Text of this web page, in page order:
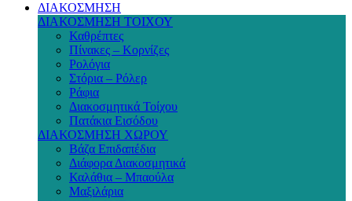
ΔΙΑΚΟΣΜΗΣΗ
ΔΙΑΚΟΣΜΗΣΗ ΤΟΙΧΟΥ
Καθρέπτες
Πίνακες – Κορνίζες
Ρολόγια
Στόρια – Ρόλερ
Ράφια
Διακοσμητικά Τοίχου
Πατάκια Εισόδου
ΔΙΑΚΟΣΜΗΣΗ ΧΩΡΟΥ
Βάζα Επιδαπέδια
Διάφορα Διακοσμητικά
Καλάθια – Μπαούλα
Μαξιλάρια